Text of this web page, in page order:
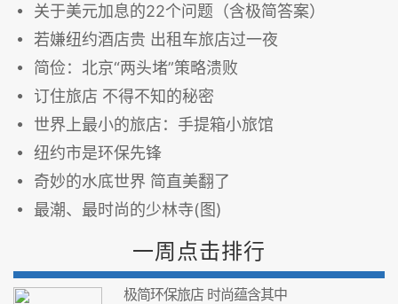
关于美元加息的22个问题（含极简答案）
若嫌纽约酒店贵 出租车旅店过一夜
简俭：北京“两头堵”策略溃败
订住旅店 不得不知的秘密
世界上最小的旅店：手提箱小旅馆
纽约市是环保先锋
奇妙的水底世界 简直美翻了
最潮、最时尚的少林寺(图)
一周点击排行
极简环保旅店 时尚蕴含其中